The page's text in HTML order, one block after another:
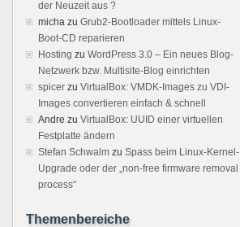
der Neuzeit aus ?
micha zu Grub2-Bootloader mittels Linux-
Boot-CD reparieren
Hosting zu WordPress 3.0 – Ein neues Blog-
Netzwerk bzw. Multisite-Blog einrichten
spicer zu VirtualBox: VMDK-Images zu VDI-
Images convertieren einfach & schnell
Andre zu VirtualBox: UUID einer virtuellen
Festplatte ändern
Stefan Schwalm zu Spass beim Linux-Kernel-
Upgrade oder der „non-free firmware removal
process“
Themenbereiche